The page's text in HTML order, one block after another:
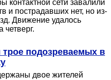
контактной сети завалили
и пострадавших нет, но из-
Движение удалось
четверг.
подозреваемых в
двое жителей